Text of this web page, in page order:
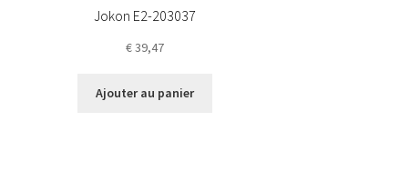
Jokon E2-203037
€39,47
Ajouter au panier